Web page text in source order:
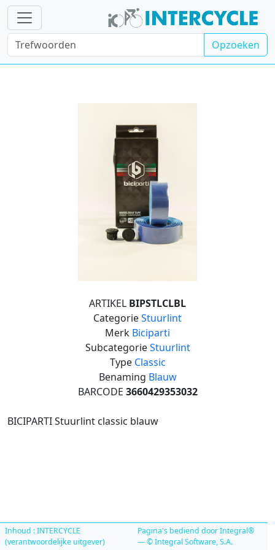
Opzoeken
ARTIKEL BIPSTLCLBL
CategorieStuurlint
Merk Biciparti
SubcategorieStuurlint
Type Classic
Benaming Blauw
BARCODE 3660429353032
BICIPARTI Stuurlint classic blauw
Inhoud : INTERCYCLE
(verantwoordelijke uitgever)
Pagina's bediend door Integral®
— © Integral Software, S.A.